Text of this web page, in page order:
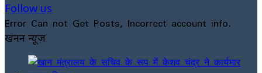
Follow us
Error Can not Get Posts, Incorrect account info.
खनन न्यूज़